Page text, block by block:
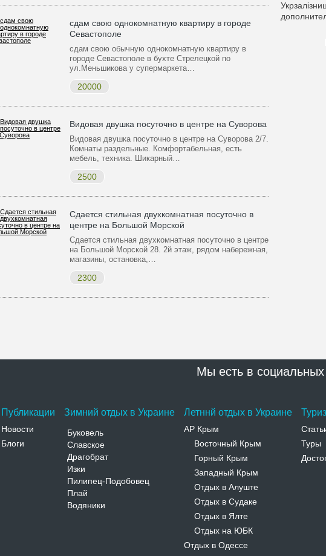
сдам свою однокомнатную квартиру в городе
Cевастополе
сдам свою обычную однокомнатную квартиру в
городе Cевастополе в бухте Стрелецкой по
ул.Меньшикова у супермаркета…
20000
Видовая двушка посуточно в центре на Суворова
Видовая двушка посуточно в центре на Суворова 2/7.
Комнаты раздельные. Комфортабельная, есть
мебель, техника. Шикарный…
2500
Сдается стильная двухкомнатная посуточно в
центре на Большой Морской
Сдается стильная двухкомнатная посуточно в центре
на Большой Морской 28. 2й этаж, рядом набережная,
магазины, остановка,…
2300
Мы есть в социальных
Публикации
Новости
Блоги
Зимний отдых в Украине
Буковель
Славское
Драгобрат
Изки
Пилипец-Подобовец
Плай
Водяники
Летннй отдых в Украине
АР Крым
Восточный Крым
Горный Крым
Западный Крым
Отдых в Алуште
Отдых в Судаке
Отдых в Ялте
Отдых на ЮБК
Отдых в Одессе
Туры